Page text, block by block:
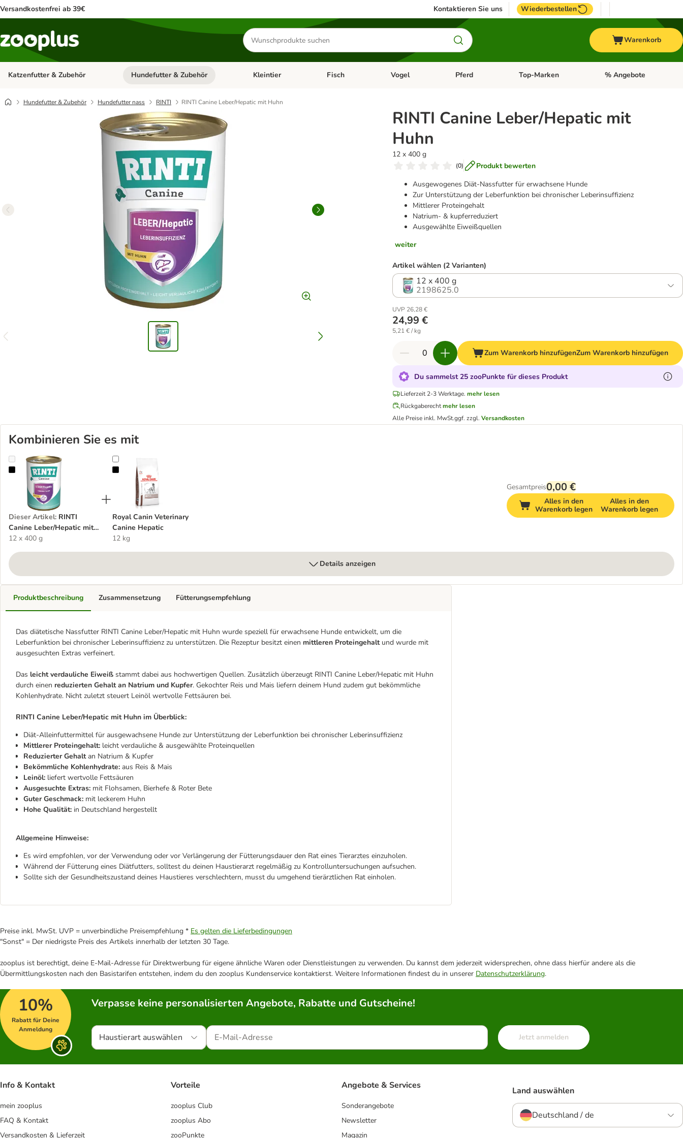
Versandkostenfrei ab 39€ Kontaktieren Sie uns Wiederbestellen
Produkte
suchen
Warenkorb
Katzenfutter & Zubehör Kategorie-Menü öffnen: Katzenfutter & Zubehör
Hundefutter & Zubehör Kategorie-Menü öffnen: Hundefutter & Zubehör
Kleintier Kategorie-Menü öffnen: Kleintier
Fisch Kategorie-Menü öffnen: Fisch
Vogel Kategorie-Menü öffnen: Vogel
Pferd Kategorie-Menü öffnen: Pferd
Top-Marken Kategorie-Menü öffnen:
% Angebote
Hundefutter & Zubehör Hundefutter nass RINTI RINTI Canine Leber/Hepatic mit Huhn
RINTI Canine Leber/Hepatic mit
Huhn
12 x 400 g
(0)
Produkt bewerten
Ausgewogenes Diät-Nassfutter für erwachsene Hunde
Zur Unterstützung der Leberfunktion bei chronischer Leberinsuffizienz
Mittlerer Proteingehalt
Natrium- & kupferreduziert
Ausgewählte Eiweißquellen
weiter
Artikel wählen (2 Varianten)
12 x 400 g
2198625.0
UVP 26,28 €
24,99 €
5,21 € / kg
Zum Warenkorb hinzufügenZum Warenkorb hinzufügen
Du sammelst 25 zooPunkte für dieses Produkt
Lieferzeit 2-3 Werktage. mehr lesen
Rückgaberechtmehr lesen
Alle Preise inkl. MwSt.ggf. zzgl.Versandkosten
Kombinieren Sie es mit
RINTI Canine Leber/Hepatic mit Huhn
Dieser Artikel: RINTI
Canine Leber/Hepatic mit
Huhn
12 x 400 g
Royal Canin Veterinary Canine Hepatic
Royal Canin Veterinary
Canine Hepatic
12 kg
Gesamtpreis0,00 €
Alles in den
Warenkorb legen
Alles in den
Warenkorb legen
Details anzeigen
Produktbeschreibung
Das diätetische Nassfutter RINTI Canine Leber/Hepatic mit Huhn wurde speziell für erwachsene Hunde entwickelt, um die
Leberfunktion bei chronischer Leberinsuffizienz zu unterstützen. Die Rezeptur besitzt einen mittleren Proteingehalt und wurde mit
ausgesuchten Extras verfeinert.
Das leicht verdauliche Eiweiß stammt dabei aus hochwertigen Quellen. Zusätzlich überzeugt RINTI Canine Leber/Hepatic mit Huhn
durch einen reduzierten Gehalt an Natrium und Kupfer. Gekochter Reis und Mais liefern deinem Hund zudem gut bekömmliche
Kohlenhydrate. Nicht zuletzt steuert Leinöl wertvolle Fettsäuren bei.
RINTI Canine Leber/Hepatic mit Huhn im Überblick:
Diät-Alleinfuttermittel für ausgewachsene Hunde zur Unterstützung der Leberfunktion bei chronischer Leberinsuffizienz
Mittlerer Proteingehalt: leicht verdauliche & ausgewählte Proteinquellen
Reduzierter Gehaltan Natrium & Kupfer
Bekömmliche Kohlenhydrate: aus Reis & Mais
Leinöl: liefert wertvolle Fettsäuren
Ausgesuchte Extras: mit Flohsamen, Bierhefe & Roter Bete
Guter Geschmack: mit leckerem Huhn
Hohe Qualität: in Deutschland hergestellt
Allgemeine Hinweise:
Es wird empfohlen, vor der Verwendung oder vor Verlängerung der Fütterungsdauer den Rat eines Tierarztes einzuholen.
Während der Fütterung eines Diätfutters, solltest du deinen Haustierarzt regelmäßig zu Kontrolluntersuchungen aufsuchen.
Sollte sich der Gesundheitszustand deines Haustieres verschlechtern, musst du umgehend tierärztlichen Rat einholen.
Zusammensetzung Fütterungsempfehlung
Preise inkl. MwSt. UVP = unverbindliche Preisempfehlung * Es gelten die Lieferbedingungen
"Sonst" = Der niedrigste Preis des Artikels innerhalb der letzten 30 Tage.
zooplus ist berechtigt, deine E-Mail-Adresse für Direktwerbung für eigene ähnliche Waren oder Dienstleistungen zu verwenden. Du kannst dem jederzeit widersprechen, ohne dass hierfür andere als die
Übermittlungskosten nach den Basistarifen entstehen, indem du den zooplus Kundenservice kontaktierst. Weitere Informationen findest du in unserer Datenschutzerklärung.
10%
Rabatt für Deine
Anmeldung
Verpasse keine personalisierten Angebote, Rabatte und Gutscheine!
Haustierart auswählen Jetzt anmelden
Info & Kontakt
mein zooplus
FAQ & Kontakt
Versandkosten & Lieferzeit
Vorteile
zooplus Club
zooplus Abo
zooPunkte
Angebote & Services
Sonderangebote
Newsletter
Magazin
Land auswählen
Deutschland / de